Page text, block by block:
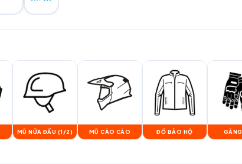
MŨ NỬA ĐẦU (1/2) MŨ CÀO CÀO ĐỒ BẢO HỘ